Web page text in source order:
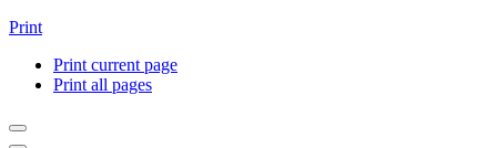
Print
Print current page
Print all pages